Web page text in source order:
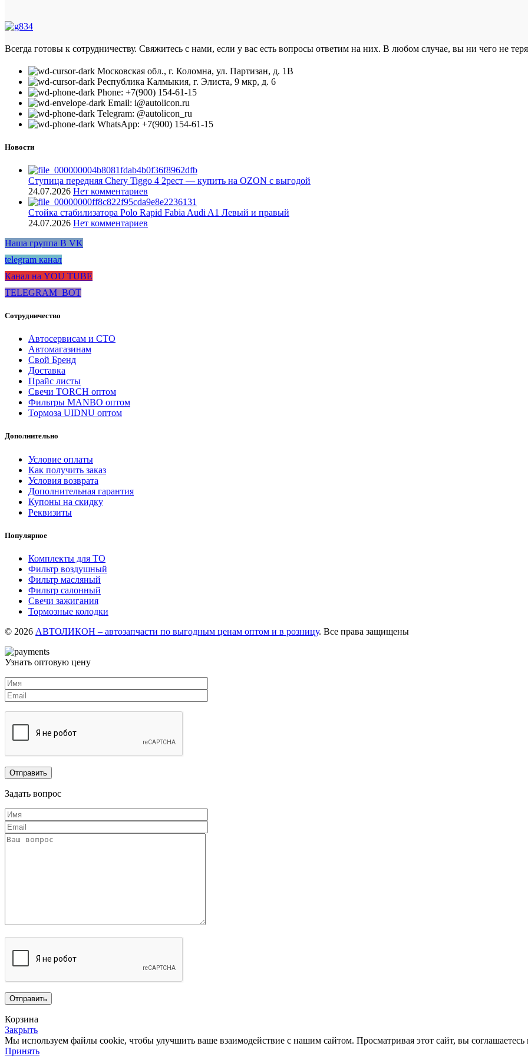
Всегда готовы к сотрудничеству. Свяжитесь с нами, если у вас есть вопросы ответим на них. В любом случае, вы ни чего не
Московская обл., г. Коломна, ул. Партизан, д. 1В
Республика Калмыкия, г. Элиста, 9 мкр, д. 6
Phone: +7(900) 154-61-15
Email: i@autolicon.ru
Telegram: @autolicon_ru
WhatsApp: +7(900) 154-61-15
Новости
Ступица передняя Chery Tiggo 4 2рест — купить на OZON с выгодой
24.07.2026 Нет комментариев
Стойка стабилизатора Polo Rapid Fabia Audi A1 Левый и правый
24.07.2026 Нет комментариев
Наша группа В VK
telegram канал
Канал на YOU TUBE
TELEGRAM_BOT
Сотрудничество
Автосервисам и СТО
Автомагазинам
Свой Бренд
Доставка
Прайс листы
Свечи TORCH оптом
Фильтры MANBO оптом
Тормоза UIDNU оптом
Дополнительно
Условие оплаты
Как получить заказ
Условия возврата
Дополнительная гарантия
Купоны на скидку
Реквизиты
Популярное
Комплекты для ТО
Фильтр воздушный
Фильтр масляный
Фильтр салонный
Свечи зажигания
Тормозные колодки
© 2026 АВТОЛИКОН – автозапчасти по выгодным ценам оптом и в розницу. Все права защищены
Узнать оптовую цену
Задать вопрос
Корзина
Закрыть
Мы используем файлы cookie, чтобы улучшить ваше взаимодействие с нашим сайтом. Просматривая этот сайт, вы
Принять